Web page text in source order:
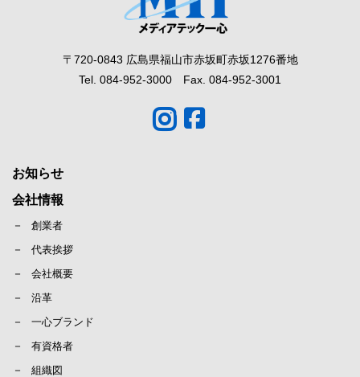
〒720-0843 広島県福山市赤坂町赤坂1276番地
Tel. 084-952-3000 Fax. 084-952-3001
お知らせ
会社情報
創業者
代表挨拶
会社概要
沿革
一心ブランド
有資格者
組織図